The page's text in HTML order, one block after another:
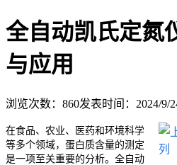
全自动凯氏定氮
与应用
浏览次数： 860发表时间：2024/9/
在食品、农业、医药和环境科学
等多个领域，蛋白质含量的测定
是一项至关重要的分析。全自动